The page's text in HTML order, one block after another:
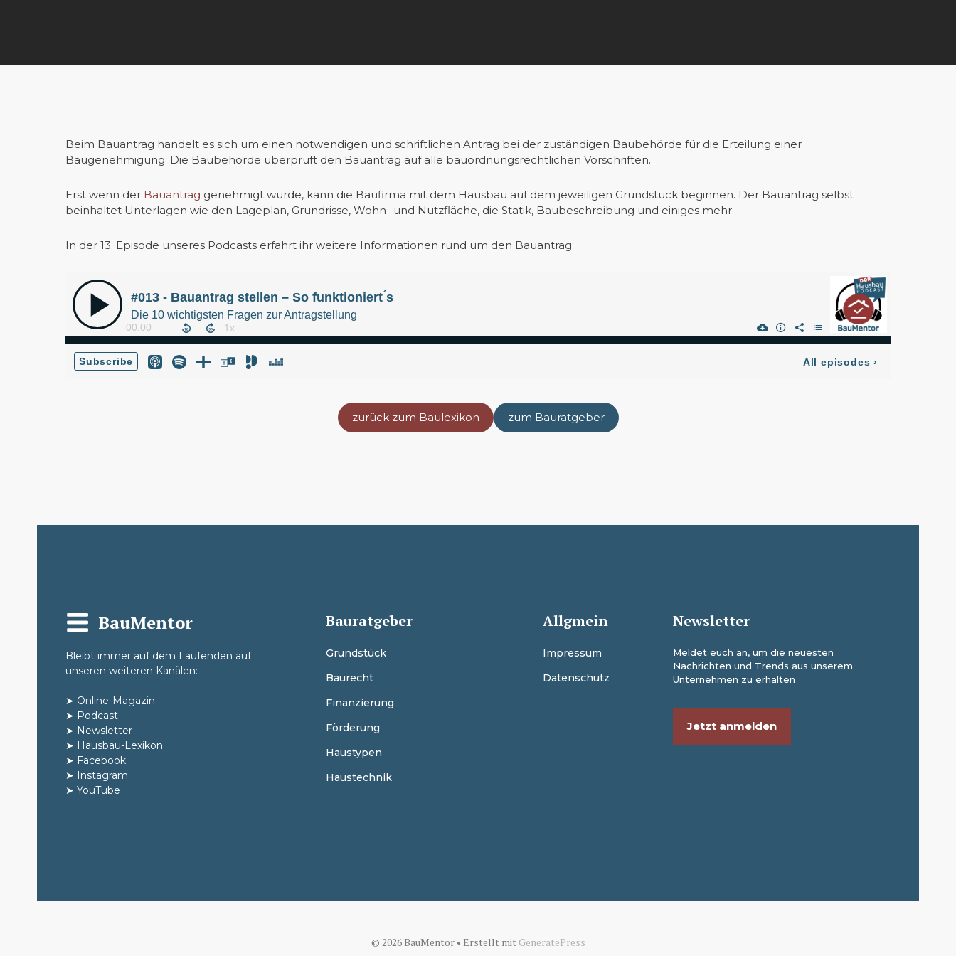
Beim Bauantrag handelt es sich um einen notwendigen und schriftlichen Antrag bei der zuständigen Baubehörde für die Erteilung einer
Baugenehmigung. Die Baubehörde überprüft den Bauantrag auf alle bauordnungsrechtlichen Vorschriften.
Erst wenn der Bauantrag genehmigt wurde, kann die Baufirma mit dem Hausbau auf dem jeweiligen Grundstück beginnen. Der Bauantrag selbst
beinhaltet Unterlagen wie den Lageplan, Grundrisse, Wohn- und Nutzfläche, die Statik, Baubeschreibung und einiges mehr.
In der 13. Episode unseres Podcasts erfahrt ihr weitere Informationen rund um den Bauantrag:
zurück zum Baulexikon zum Bauratgeber
BauMentor
Bleibt immer auf dem Laufenden auf
unseren weiteren Kanälen:
➤ Online-Magazin
➤ Podcast
➤ Newsletter
➤ Hausbau-Lexikon
➤ Facebook
➤ Instagram
➤ YouTube
Bauratgeber
Grundstück
Baurecht
Finanzierung
Förderung
Haustypen
Haustechnik
Allgmein
Impressum
Datenschutz
Newsletter
Meldet euch an, um die neuesten
Nachrichten und Trends aus unserem
Unternehmen zu erhalten
Jetzt anmelden
© 2026 BauMentor• Erstellt mit GeneratePress